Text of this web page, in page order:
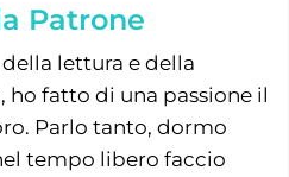
Patrone
lettura e della
ho fatto di una passione il
Parlo tanto, dormo
tempo libero faccio